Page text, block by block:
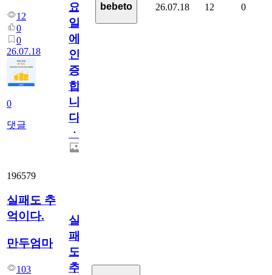
12
0
0
26.07.18
0
댓글
요
일
에
인
증
합
니
다
ㆍ
bebeto 26.07.18 12 0
196579
실패도 추
억이다.
만두엄마
103
실
패
도
추